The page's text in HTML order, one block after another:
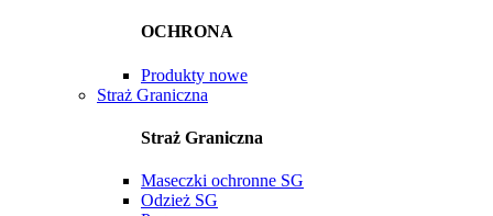
OCHRONA
Produkty nowe
Straż Graniczna
Straż Graniczna
Maseczki ochronne SG
Odzież SG